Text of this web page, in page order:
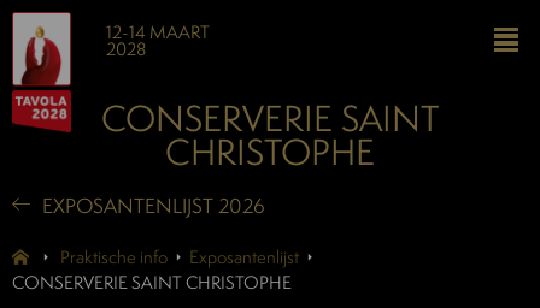
12-14 MAART
2028
CONSERVERIE SAINT
CHRISTOPHE
EXPOSANTENLIJST 2026
Praktische info
Exposantenlijst
CONSERVERIE SAINT CHRISTOPHE